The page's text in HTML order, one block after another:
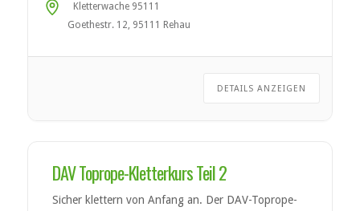
Kletterwache 95111
Goethestr. 12, 95111 Rehau
DETAILS ANZEIGEN
DAV Toprope-Kletterkurs Teil 2
Sicher klettern von Anfang an. Der DAV-Toprope-